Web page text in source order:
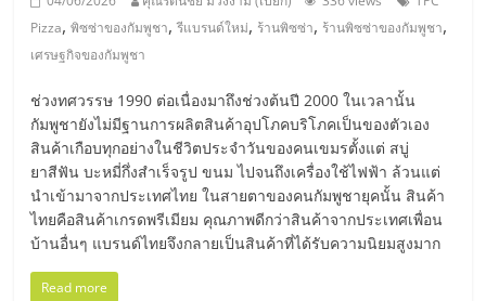
เอ็
มอี
ไทย,
SMEs,
แฟ
Pizza,พิซซ่าของกัมพูชา,รีแบรนด์ใหม่, ร้านพิซซ่า, ร้านพิซซ่าของกัมพูชา,
เศรษฐกิจของกัมพูชา
ช่วงทศวรรษ 1990 ต่อเนื่องมาถึงช่วงต้นปี 2000 ในเวลานั้น
กัมพูชายังไม่มีฐานการผลิตสินค้าอุปโภคบริโภคเป็นของตัวเอง
สินค้าเกือบทุกอย่างในชีวิตประจำวันของคนเขมรตั้งแต่ สบู่
ยาสีฟัน บะหมี่กึ่งสำเร็จรูป ขนม ไปจนถึงเครื่องใช้ไฟฟ้า ล้วนแต่
นำเข้ามาจากประเทศไทย ในสายตาของคนกัมพูชายุคนั้น สินค้า
ไทยคือสินค้าเกรดพรีเมียม คุณภาพดีกว่าสินค้าจากประเทศเพื่อน
บ้านอื่นๆ แบรนด์ไทยจึงกลายเป็นสินค้าที่ได้รับความนิยมสูงมาก
Read more